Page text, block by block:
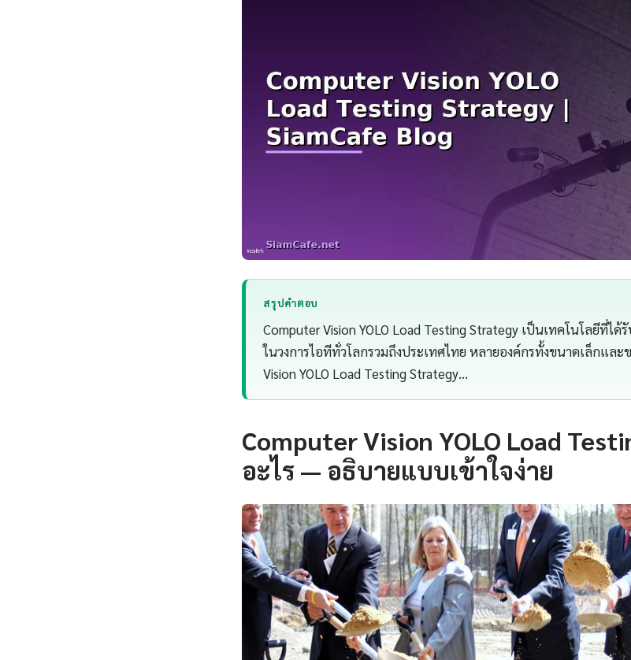
สรุปคำตอบ
Computer Vision YOLO Load Testing Strategy เป็นเทคโนโลยีที่ไ
ในวงการไอทีทั่วโลกรวมถึงประเทศไทย หลายองค์กรทั้งขนาดเล็กแล
Vision YOLO Load Testing Strategy…
Computer Vision YOLO Load
อะไร — อธิบายแบบเข้าใจง่าย